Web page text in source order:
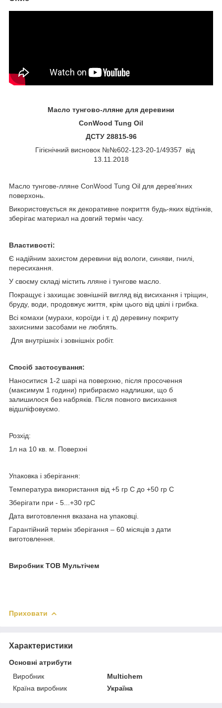
Масло тунгово-лляне для деревини
ConWood Tung Oil
ДСТУ 28815-96
Гігієнічний висновок №№602-123-20-1/49357 від
13.11.2018
Масло тунгове-лляне ConWood Tung Oil для дерев'яних
поверхонь.
Використовується як декоративне покриття будь-яких відтінків,
зберігає материал на довгий термін часу.
Властивості:
Є надійним захистом деревини від вологи, синяви, гнилі,
пересихання.
У своєму складі містить лляне і тунгове масло.
Покращує і захищає зовнішній вигляд від висихання і тріщин,
бруду, води, продовжує життя, крім цього від цвілі і грибка.
Всі комахи (мурахи, короїди і т. д) деревину покриту
захисними засобами не люблять.
Для внутрішніх і зовнішніх робіт.
Спосіб застосування:
Наноситися 1-2 шарі на поверхню, після просочення
(максимум 1 години) прибираємо надлишки, що б
залишилося без набряків. Після повного висихання
відшліфовуємо.
Розхід:
1л на 10 кв. м. Поверхні
Упаковка і зберігання:
Температура використання від +5 гр С до +50 гр С
Зберігати при - 5...+30 грС
Дата виготовлення вказана на упаковці.
Гарантійний термін зберігання – 60 місяців з дати
виготовлення.
Виробник ТОВ Мультічем
Приховати
Характеристики
Основні атрибути
Виробник
Multichem
Країна виробник
Україна